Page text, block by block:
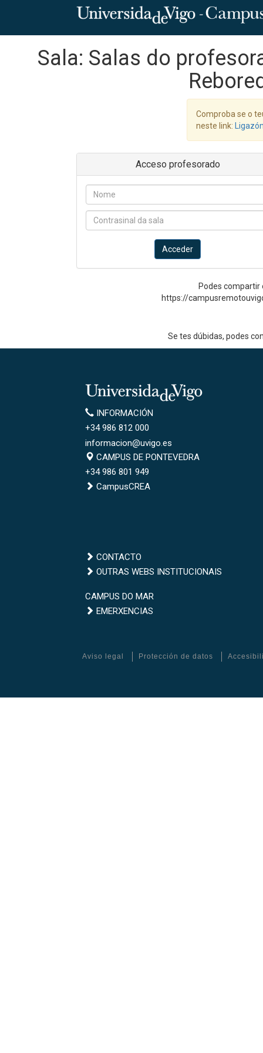
Sala: Salas do
Comproba se o
neste link:
Acceso profesorado
Acceder
Podes compartir
https://
Se tes dúbidas, podes
Universidade
de
Vigo
Información
INFORMACIÓN
+34 986 812 000
informacion@uvigo.es
Campus
de
Pontevedra
CAMPUS DE PONTEVEDRA
+34 986 801 949
CampusCREA
CONTACTO
Outras
institucionais
OUTRAS WEBS INSTITUCIONAIS
Campus
do
CAMPUS DO MAR
Emerxencias
EMERXENCIAS
Aviso legal Protección de datos